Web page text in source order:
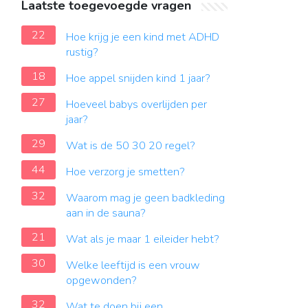
Laatste toegevoegde vragen
22
Hoe krijg je een kind met ADHD
rustig?
18
Hoe appel snijden kind 1 jaar?
27
Hoeveel babys overlijden per
jaar?
29
Wat is de 50 30 20 regel?
44
Hoe verzorg je smetten?
32
Waarom mag je geen badkleding
aan in de sauna?
21
Wat als je maar 1 eileider hebt?
30
Welke leeftijd is een vrouw
opgewonden?
32